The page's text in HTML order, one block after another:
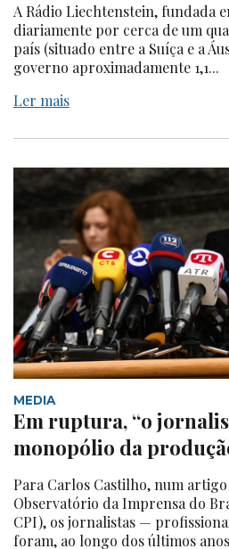
A Rádio Liechtenstein, fundada
diariamente por cerca de um
país (situado entre a Suíça e a
governo aproximadamente 1,1...
Ler mais
MEDIA
Em ruptura, “o
monopólio da
Para Carlos Castilho, num
Observatório da Imprensa do
CPI), os jornalistas —
foram, ao longo dos últimos